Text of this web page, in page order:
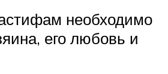
необходимо
его любовь и